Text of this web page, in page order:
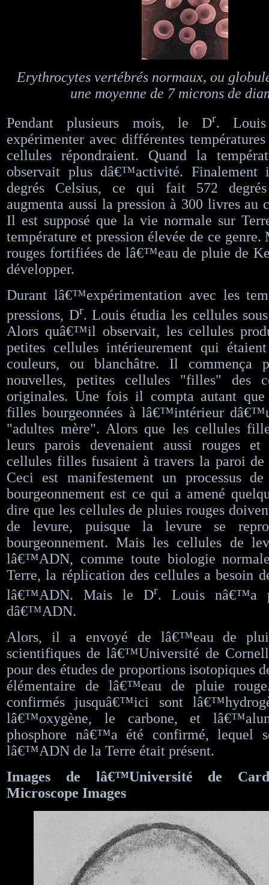
Erythrocytes vertébrés normaux, ou
une moyenne de 7 microns de
Pendant plusieurs mois, le Dr. Louis
expérimenter avec différentes
cellules répondraient. Quand la
observait plus dâ€™activité.
degrés Celsius, ce qui fait 572
augmenta aussi la pression à 300 livres au
Il est supposé que la vie normale sur
température et pression élevée de ce
rouges fortifiées de lâ€™eau de pluie de
développer.
Durant lâ€™expérimentation avec les
pressions, Dr. Louis étudia les cellules
Alors quâ€™il observait, les cellules
petites cellules intérieurement qui
couleurs, ou blanchâtre. Il commença
nouvelles, petites cellules "filles" des
originales. Une fois il compta autant
filles bourgeonnées à lâ€™intérieur
"adultes mère". Alors que les cellules
leurs parois devenaient aussi rouges et
cellules filles fusaient à travers la paroi
Ceci est manifestement un processus
bourgeonnement est ce qui a amené
dire que les cellules de pluies rouges
de levure, puisque la levure se
bourgeonnement. Mais les cellules de
lâ€™ADN, comme toute biologie
Terre, la réplication des cellules a besoin
lâ€™ADN. Mais le Dr. Louis nâ€™a
dâ€™ADN.
Alors, il a envoyé de lâ€™eau de
scientifiques de lâ€™Université de
pour des études de proportions isotopiques
élémentaire de lâ€™eau de pluie
confirmés jusquâ€™ici sont
lâ€™oxygène, le carbone, et
phosphore nâ€™a été confirmé, lequel
lâ€™ADN de la Terre était présent.
Images de lâ€™Université de
Microscope Images